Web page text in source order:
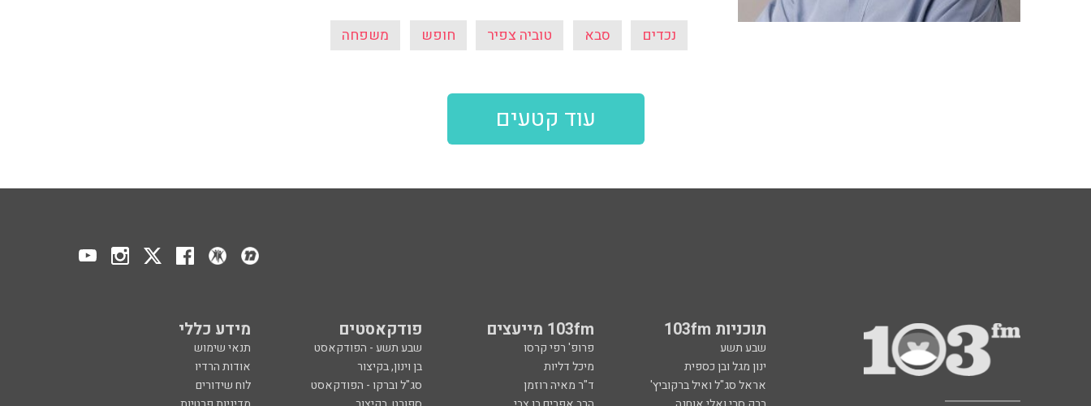
נכדים סבא טוביה צפיר חופש משפחה
עוד קטעים
תוכניות 103fm 103fm מייעצים פודקאסטים מידע כללי
שבע תשע פרופ' רפי קרסו שבע תשע - הפודקאסט
תנאי שימוש
ינון מגל ובן כספית
מיכל דליות בן וינון, בקיצור
אודות הרדיו
אראל סג"ל ואיל ברקוביץ'
ד"ר מאיה רוזמן סג"ל וברקו - הפודקאסט
לוח שידורים